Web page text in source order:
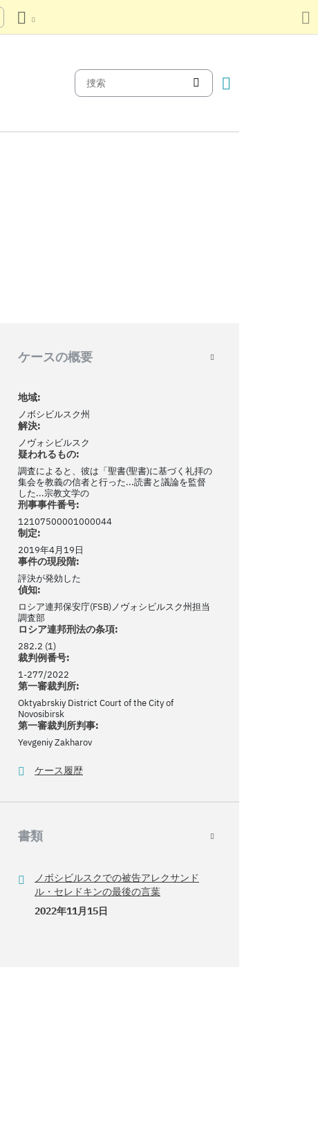
ケースの概要
地域:
ノボシビルスク州
解決:
ノヴォシビルスク
疑われるもの:
調査によると、彼は「聖書(聖書)に基づく礼拝の
集会を教義の信者と行った...読書と議論を監督
した...宗教文学の
刑事事件番号:
12107500001000044
制定:
2019年4月19日
事件の現段階:
評決が発効した
偵知:
ロシア連邦保安庁(FSB)ノヴォシビルスク州担当
調査部
ロシア連邦刑法の条項:
282.2 (1)
裁判例番号:
1-277/2022
第一審裁判所:
Oktyabrskiy District Court of the City of
Novosibirsk
第一審裁判所判事:
Yevgeniy Zakharov
ケース履歴
書類
ノボシビルスクでの被告アレクサンド
ル・セレドキンの最後の言葉
2022年11月15日